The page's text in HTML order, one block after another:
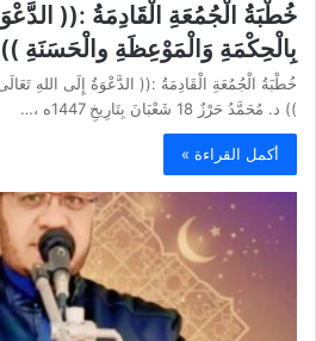
خُطْبَةُ الْجُمُعَةِ الْقَادِمَةُ :((
بِالْحِكْمَةِ وَالْمَوْعِظَةِ والْحَسَنَةِ
خُطْبَةُ الْجُمُعَةِ الْقَادِمَةُ :(( الدَّعْوَةُ إِلَى اللهِ
)) د. مُحَمَّدُ حَرْزٌ 18 شَعْبَانَ بِتَارِيخِ 1447ه ،…
أكمل القراءة »